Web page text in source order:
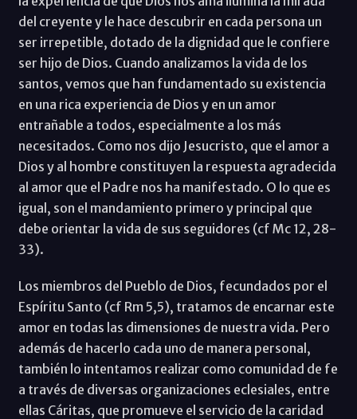
del creyente y le hace descubrir en cada persona un
ser irrepetible, dotado de la dignidad que le confiere
ser hijo de Dios. Cuando analizamos la vida de los
santos, vemos que han fundamentado su existencia
en una rica experiencia de Dios y en un amor
entrañable a todos, especialmente a los más
necesitados. Como nos dijo Jesucristo, que el amor a
Dios y al hombre constituyen la respuesta agradecida
al amor que el Padre nos ha manifestado. O lo que es
igual, son el mandamiento primero y principal que
debe orientar la vida de sus seguidores (cf Mc 12, 28-
33).
Los miembros del Pueblo de Dios, fecundados por el
Espíritu Santo (cf Rm 5,5), tratamos de encarnar este
amor en todas las dimensiones de nuestra vida. Pero
además de hacerlo cada uno de manera personal,
también lo intentamos realizar como comunidad de fe
a través de diversas organizaciones eclesiales, entre
ellas Cáritas, que promueve el servicio de la caridad